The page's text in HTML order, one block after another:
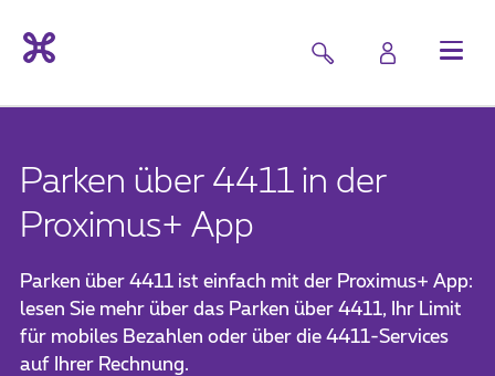
Parken über 4411 in der
Proximus+ App
Parken über 4411 ist einfach mit der Proximus+ App:
lesen Sie mehr über das Parken über 4411, Ihr Limit
für mobiles Bezahlen oder über die 4411-Services
auf Ihrer Rechnung.